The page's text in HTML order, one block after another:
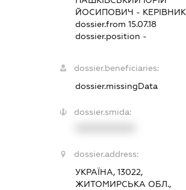
ЙОСИПОВИЧ - КЕРІВНИК
dossier.from 15.07.18
dossier.position -
dossier.beneficiaries:
dossier.missingData
dossier.smida:
dossier.address:
УКРАЇНА, 13022,
ЖИТОМИРСЬКА ОБЛ.,